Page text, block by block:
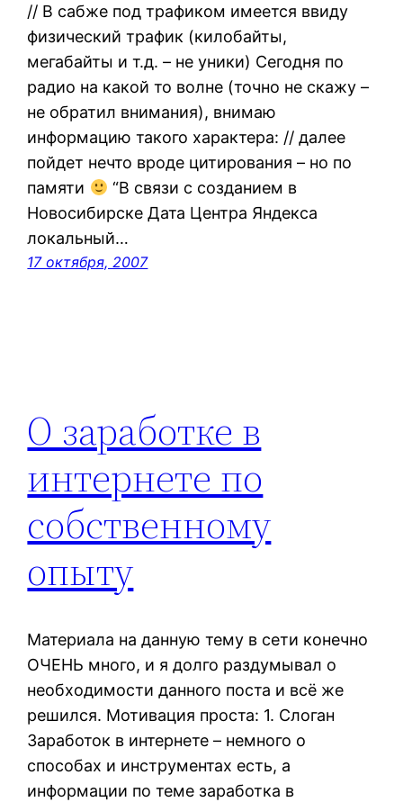
// В сабже под трафиком имеется ввиду
физический трафик (килобайты,
мегабайты и т.д. – не уники) Сегодня по
радио на какой то волне (точно не скажу –
не обратил внимания), внимаю
информацию такого характера: // далее
пойдет нечто вроде цитирования – но по
памяти
“В связи с созданием в
Новосибирске Дата Центра Яндекса
локальный…
17 октября, 2007
О заработке в
интернете по
собственному
опыту
Материала на данную тему в сети конечно
ОЧЕНЬ много, и я долго раздумывал о
необходимости данного поста и всё же
решился. Мотивация проста: 1. Слоган
Заработок в интернете – немного о
способах и инструментах есть, а
информации по теме заработка в